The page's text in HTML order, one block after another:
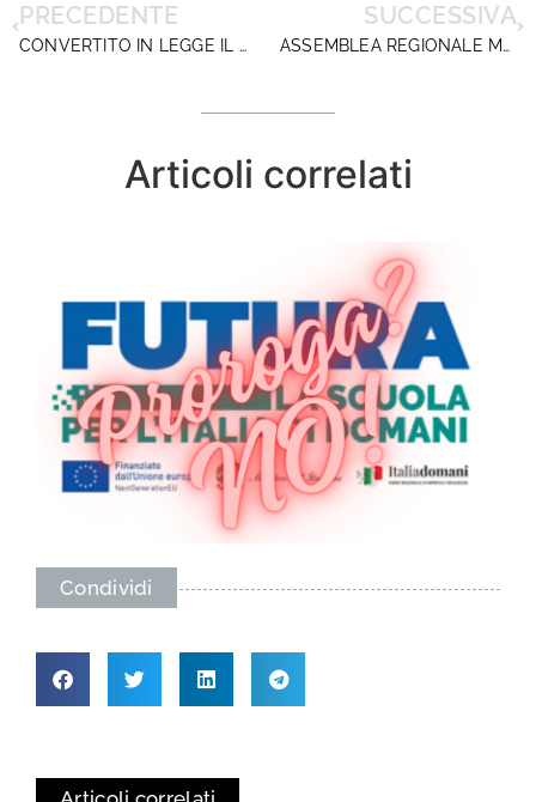
PRECEDENTE
CONVERTITO IN LEGGE IL DECRETO-LEGGE “OMNIBUS” 9 AGOSTO 2024 N. 113: IL RUOLO DELL’ALTA BUROCRAZIA MINISTERIALE NELLA RESISTENZA AL CAMBIAMENTO
SUCCESSIVA
ASSEMBLEA REGIONALE MOLISE
Articoli correlati
Condividi